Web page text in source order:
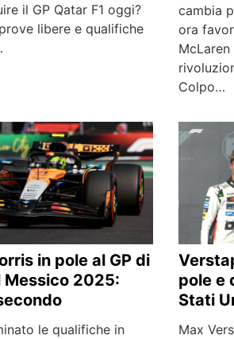
il GP Qatar F1 oggi?
libere e qualifiche
cambia
ora
Colpo…
in pole al GP di
Messico 2025:
le qualifiche in
pole e
Stati
Max